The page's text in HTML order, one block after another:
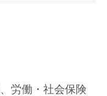
労働・社会保険